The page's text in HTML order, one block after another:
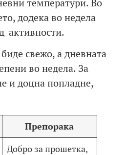
додека во недела
активности.
свежо, а дневната
во недела. За
и доцна попладне,
Препорака
Добро за прошетка,